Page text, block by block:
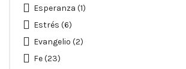
Esperanza (1)
Estrés (6)
Evangelio (2)
Fe(23)